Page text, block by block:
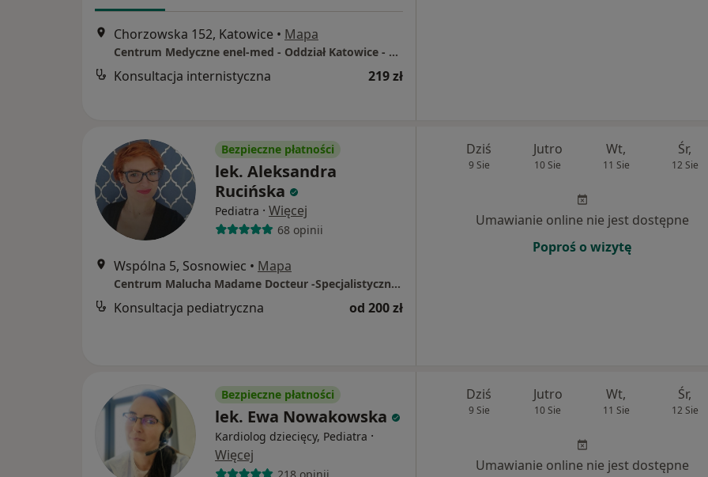
Chorzowska 152, Katowice • Mapa
Centrum Medyczne enel-med - Oddział Katowice - Chorzowska
Konsultacja internistyczna 219 zł
Bezpieczne płatności
lek. Aleksandra
Rucińska
Pediatra · Więcej
68 opinii
Wspólna 5, Sosnowiec • Mapa
Centrum Malucha Madame Docteur -Specjalistyczne Centrum Pediatryczne
Konsultacja pediatryczna od 200 zł
Dziś
9 Sie
Jutro
10 Sie
Wt,
11 Sie
Śr,
12 Sie
Umawianie online nie jest dostępne
Poproś o wizytę
Bezpieczne płatności
lek. Ewa Nowakowska
Kardiolog dziecięcy, Pediatra ·
Więcej
218 opinii
Dziś
9 Sie
Jutro
10 Sie
Wt,
11 Sie
Śr,
12 Sie
Umawianie online nie jest dostępne